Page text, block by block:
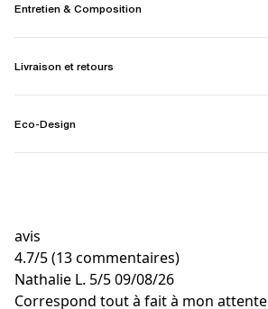
Entretien & Composition
Livraison et retours
Eco-Design
avis
4.7/5(13 commentaires)
Nathalie L. 5/509/08/26
Correspond tout à fait à mon attente